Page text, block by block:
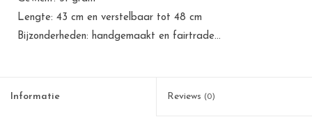
Lengte: 43 cm en verstelbaar tot 48 cm
Bijzonderheden: handgemaakt en fairtrade...
Informatie Reviews (0)